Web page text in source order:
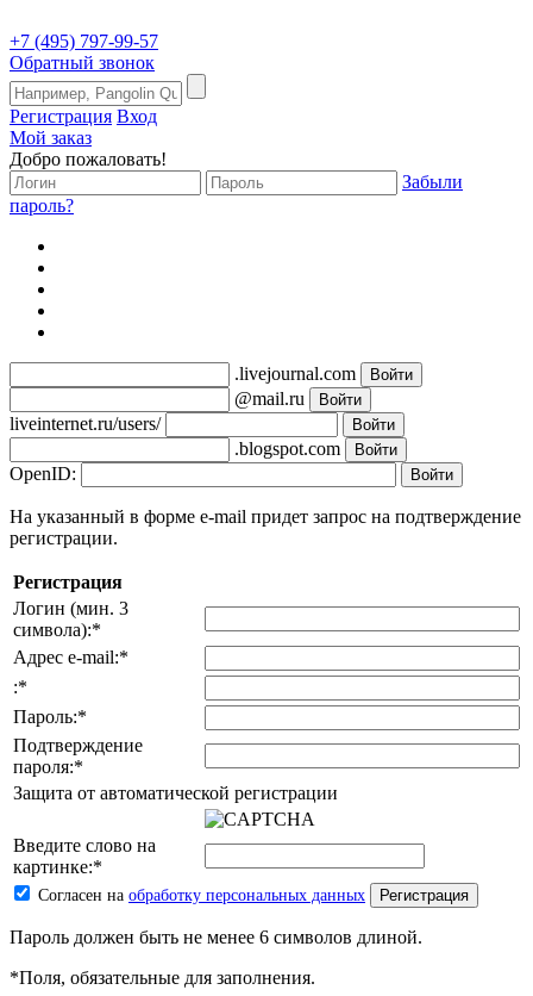
+7 (495) 797-99-57
Обратный звонок
Регистрация Вход
Мой заказ
Добро пожаловать!
Забыли
пароль?
.livejournal.com
@mail.ru
liveinternet.ru/users/
.blogspot.com
OpenID:
На указанный в форме e-mail придет запрос на подтверждение
регистрации.
Регистрация
Логин (мин. 3
символа):*
Адрес e-mail:*
:*
Пароль:*
Подтверждение
пароля:*
Защита от автоматической регистрации
Введите слово на
картинке:*
Согласен на обработку персональных данных
Пароль должен быть не менее 6 символов длиной.
*Поля, обязательные для заполнения.